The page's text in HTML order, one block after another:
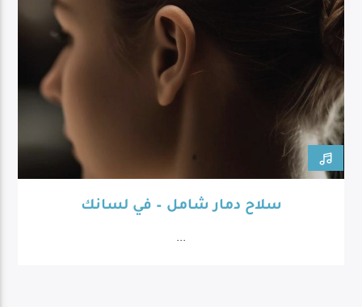
سلاح دمار شامل – في لسانك
...